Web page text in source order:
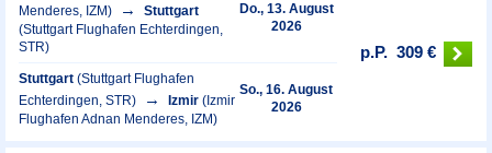
Menderes, IZM)
Stuttgart
(Stuttgart Flughafen Echterdingen,
STR)
Do., 13. August
2026
Stuttgart (Stuttgart Flughafen
Echterdingen, STR)
Izmir (Izmir
Flughafen Adnan Menderes, IZM)
So., 16. August
2026
p.P. 309 €